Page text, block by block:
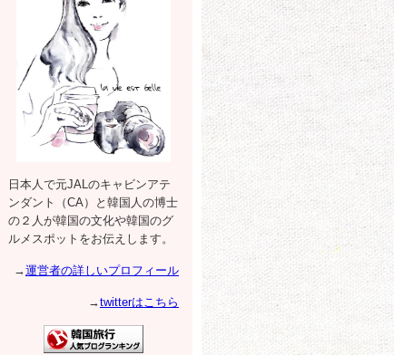
日本人で元JALのキャビンアテ
ンダント（CA）と韓国人の博士
の２人が韓国の文化や韓国のグ
ルメスポットをお伝えします。
→運営者の詳しいプロフィール
→twitterはこちら